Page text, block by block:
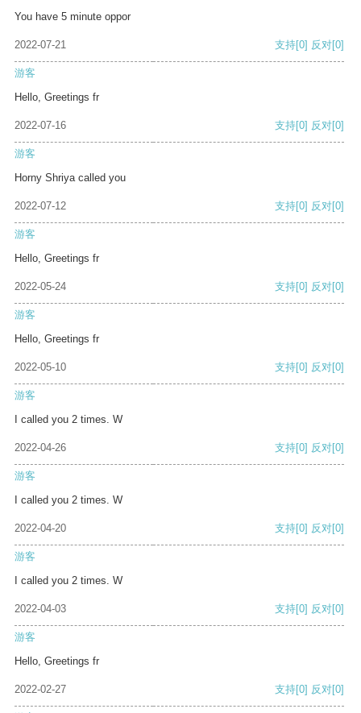
You have 5 minute oppor
2022-07-21 支持[0] 反对[0]
游客
Hello, Greetings fr
2022-07-16 支持[0] 反对[0]
游客
Horny Shriya called you
2022-07-12 支持[0] 反对[0]
游客
Hello, Greetings fr
2022-05-24 支持[0] 反对[0]
游客
Hello, Greetings fr
2022-05-10 支持[0] 反对[0]
游客
I called you 2 times. W
2022-04-26 支持[0] 反对[0]
游客
I called you 2 times. W
2022-04-20 支持[0] 反对[0]
游客
I called you 2 times. W
2022-04-03 支持[0] 反对[0]
游客
Hello, Greetings fr
2022-02-27 支持[0] 反对[0]